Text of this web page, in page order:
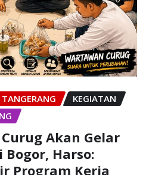
KEGIATAN
Akan Gelar
Bogor, Harso:
Program Kerja